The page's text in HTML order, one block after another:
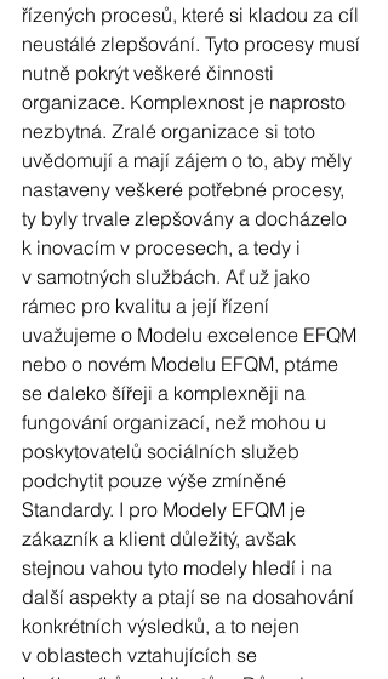
řízených procesů, které si kladou za cíl
neustálé zlepšování. Tyto procesy musí
nutně pokrýt veškeré činnosti
organizace. Komplexnost je naprosto
nezbytná. Zralé organizace si toto
uvědomují a mají zájem o to, aby měly
nastaveny veškeré potřebné procesy,
ty byly trvale zlepšovány a docházelo
k inovacím v procesech, a tedy i
v samotných službách. Ať už jako
rámec pro kvalitu a její řízení
uvažujeme o Modelu excelence EFQM
nebo o novém Modelu EFQM, ptáme
se daleko šířeji a komplexněji na
fungování organizací, než mohou u
poskytovatelů sociálních služeb
podchytit pouze výše zmíněné
Standardy. I pro Modely EFQM je
zákazník a klient důležitý, avšak
stejnou vahou tyto modely hledí i na
další aspekty a ptají se na dosahování
konkrétních výsledků, a to nejen
v oblastech vztahujících se